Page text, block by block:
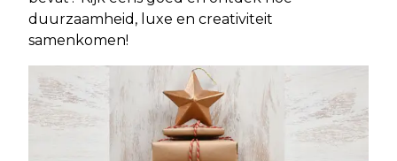
duurzaamheid, luxe en creativiteit
samenkomen!